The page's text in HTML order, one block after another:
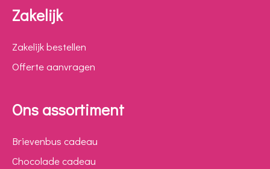
Zakelijk
Zakelijk bestellen
Offerte aanvragen
Ons assortiment
Brievenbus cadeau
Chocolade cadeau